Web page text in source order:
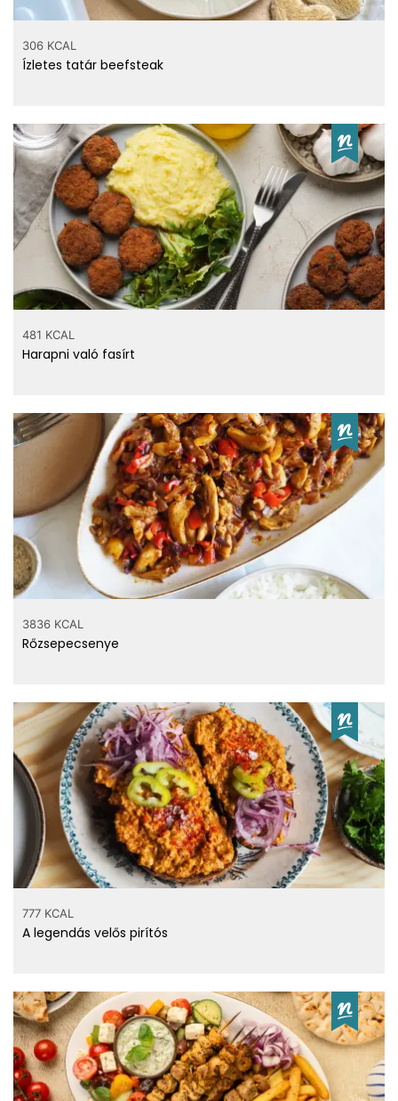
306 KCAL
Ízletes tatár beefsteak
481 KCAL
Harapni való fasírt
3836 KCAL
Rőzsepecsenye
777 KCAL
A legendás velős pirítós